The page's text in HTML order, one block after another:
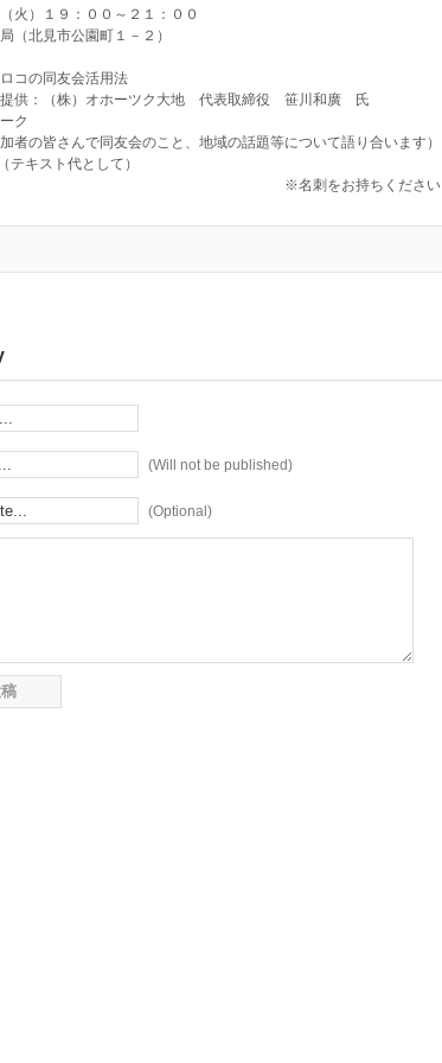
火）１９：００～２１：００
（北見市公園町１－２）
の同友会活用法
）オホーツク大地 代表取締役 笹川和廣 氏
ク
で同友会のこと、地域の話題等について語り合います）
キスト代として）
をお持ちください
(Will not be published)
(Optional)